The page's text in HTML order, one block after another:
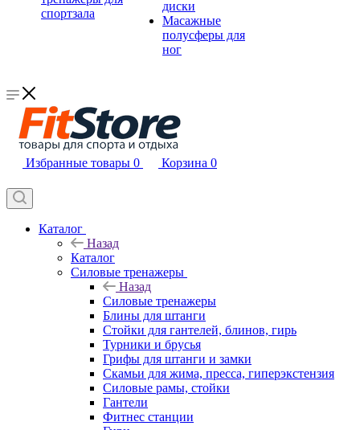
спортзала
диски
Масажные
полусферы для
ног
Избранные товары 0 Корзина 0
Каталог
Назад
Каталог
Силовые тренажеры
Назад
Силовые тренажеры
Блины для штанги
Стойки для гантелей, блинов, гирь
Турники и брусья
Грифы для штанги и замки
Скамьи для жима, пресса, гиперэкстензия
Силовые рамы, стойки
Гантели
Фитнес станции